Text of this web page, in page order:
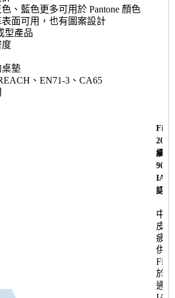
、藍色更多可用於 Pantone 顏色
面可用，也有圖案設計
型產品
度
桌墊
、EN71-3、CA65
續獲
認證
中
皮
疲
供
於
通